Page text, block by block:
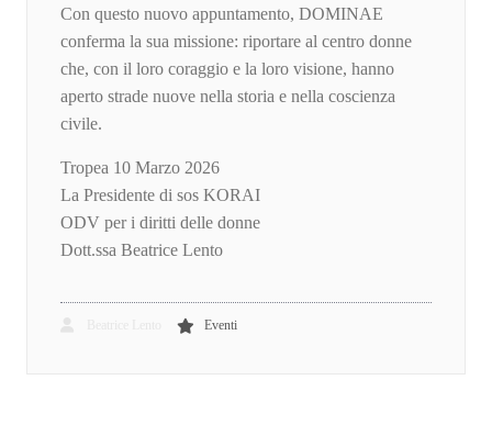
Con questo nuovo appuntamento, DOMINAE
conferma la sua missione: riportare al centro donne
che, con il loro coraggio e la loro visione, hanno
aperto strade nuove nella storia e nella coscienza
civile.
Tropea 10 Marzo 2026
La Presidente di sos KORAI
ODV per i diritti delle donne
Dott.ssa Beatrice Lento
Eventi